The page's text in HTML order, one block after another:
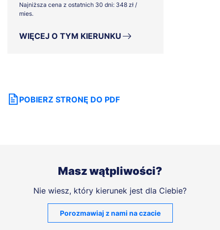
Najniższa cena z ostatnich 30 dni: 348 zł /
mies.
WIĘCEJ O TYM KIERUNKU
POBIERZ STRONĘ DO PDF
Masz wątpliwości?
Nie wiesz, który kierunek jest dla Ciebie?
Porozmawiaj z nami na czacie